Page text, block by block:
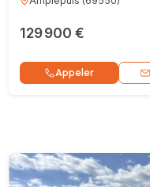
129 900 €
Appeler